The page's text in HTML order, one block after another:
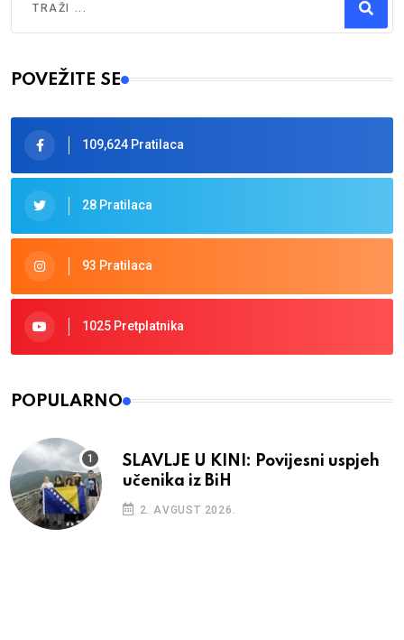
Type 2 or more characters for results.
POVEŽITE SE
109,624 Pratilaca
28 Pratilaca
93 Pratilaca
1025 Pretplatnika
POPULARNO
SLAVLJE U KINI: Povijesni uspjeh
učenika iz BiH
2. AVGUST 2026.